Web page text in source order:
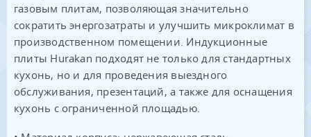
газовым плитам, позволяющая значительно
сократить энергозатраты и улучшить микроклимат в
производственном помещении. Индукционные
плиты Hurakan подходят не только для стандартных
кухонь, но и для проведения выездного
обслуживания, презентаций, а также для оснащения
кухонь с ограниченной площадью.